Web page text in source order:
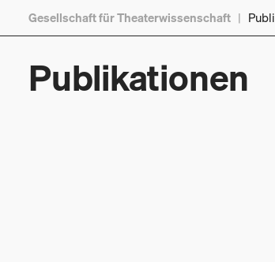
Publikationen
Gesellschaft für Theaterwissenschaft |